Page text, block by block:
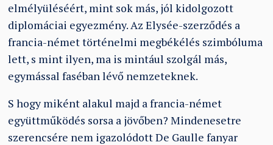
elmélyüléséért, mint sok más, jól kidolgozott
diplomáciai egyezmény. Az Elysée-szerződés a
francia-német történelmi megbékélés szimbóluma
lett, s mint ilyen, ma is mintául szolgál más,
egymással faséban lévő nemzeteknek.
S hogy miként alakul majd a francia-német
együttműködés sorsa a jövőben? Mindenesetre
szerencsére nem igazolódott De Gaulle fanyar